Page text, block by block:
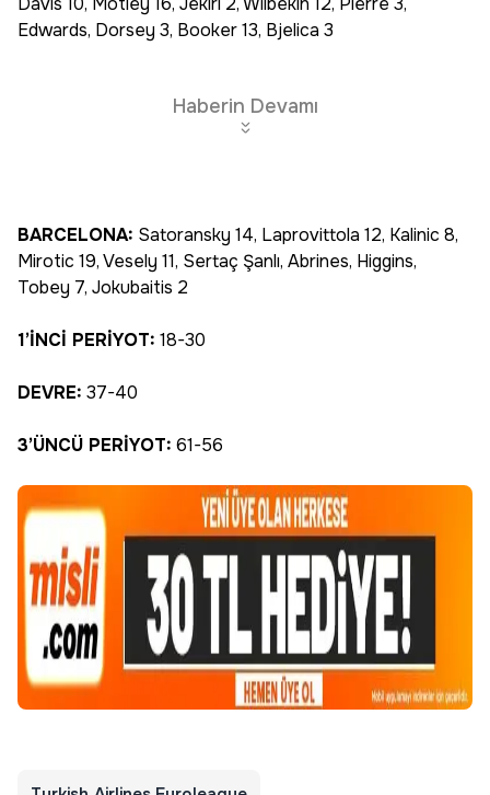
Edwards, Dorsey 3, Booker 13, Bjelica 3
Haberin Devamı
BARCELONA: Satoransky 14, Laprovittola 12, Kalinic 8,
Mirotic 19, Vesely 11, Sertaç Şanlı, Abrines, Higgins,
Tobey 7, Jokubaitis 2
1’İNCİ PERİYOT: 18-30
DEVRE: 37-40
3’ÜNCÜ PERİYOT: 61-56